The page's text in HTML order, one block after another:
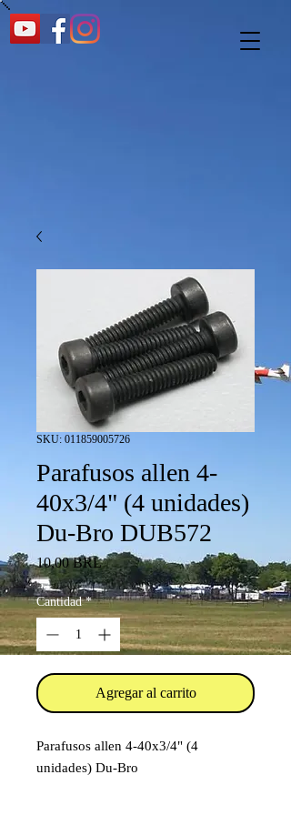
SKU: 011859005726
Parafusos allen 4-
40x3/4" (4 unidades)
Du-Bro DUB572
10,00 BRLPrecio
Cantidad *
Agregar al carrito
Parafusos allen 4-40x3/4" (4
unidades) Du-Bro